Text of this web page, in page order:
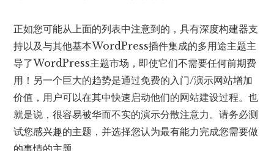
正如您可能从上面的列表中注意到的，具有深度构建器支
持以及与其他基本WordPress插件集成的多用途主题主
导了WordPress主题市场，即使它们不需要任何前期费
用！另一个巨大的趋势是通过免费的入门/演示网站增加
价值，用户可以在其中快速启动他们的网站建设过程。也
就是说，很容易被华而不实的演示分散注意力。请务必测
试您感兴趣的主题，并选择您认为最有能力完成您需要做